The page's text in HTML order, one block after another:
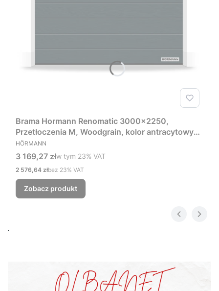
Brama Hormann Renomatic 3000x2250,
Przetłoczenia M, Woodgrain, kolor antracytowy
RAL 7016 + Prowadzenie Z
PRODUCENT
HÖRMANN
Cena brutto
3 169,27 złw tym %s VAT
w tym 23% VAT
Cena netto
2 576,64 złbez 23% VAT
Zobacz produkt